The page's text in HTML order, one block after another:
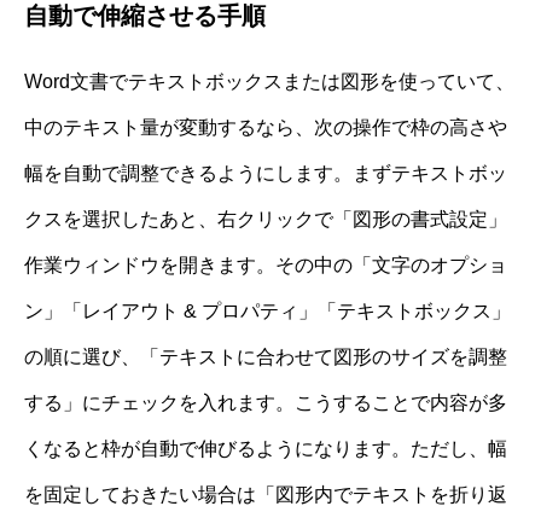
自動で伸縮させる手順
Word文書でテキストボックスまたは図形を使っていて、
中のテキスト量が変動するなら、次の操作で枠の高さや
幅を自動で調整できるようにします。まずテキストボッ
クスを選択したあと、右クリックで「図形の書式設定」
作業ウィンドウを開きます。その中の「文字のオプショ
ン」「レイアウト & プロパティ」「テキストボックス」
の順に選び、「テキストに合わせて図形のサイズを調整
する」にチェックを入れます。こうすることで内容が多
くなると枠が自動で伸びるようになります。ただし、幅
を固定しておきたい場合は「図形内でテキストを折り返